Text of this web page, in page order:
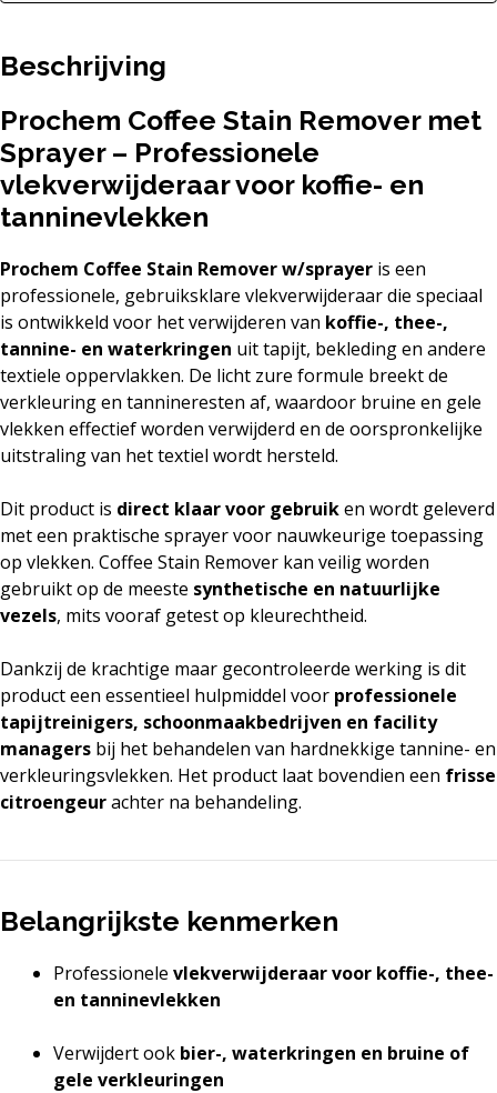
Beschrijving
Prochem Coffee Stain Remover met
Sprayer – Professionele
vlekverwijderaar voor koffie- en
tanninevlekken
Prochem Coffee Stain Remover w/sprayer is een
professionele, gebruiksklare vlekverwijderaar die speciaal
is ontwikkeld voor het verwijderen van koffie-, thee-,
tannine- en waterkringen uit tapijt, bekleding en andere
textiele oppervlakken. De licht zure formule breekt de
verkleuring en tannineresten af, waardoor bruine en gele
vlekken effectief worden verwijderd en de oorspronkelijke
uitstraling van het textiel wordt hersteld.
Dit product is direct klaar voor gebruiken wordt geleverd
met een praktische sprayer voor nauwkeurige toepassing
op vlekken. Coffee Stain Remover kan veilig worden
gebruikt op de meeste synthetische en natuurlijke
vezels, mits vooraf getest op kleurechtheid.
Dankzij de krachtige maar gecontroleerde werking is dit
product een essentieel hulpmiddel voor professionele
tapijtreinigers, schoonmaakbedrijven en facility
managers bij het behandelen van hardnekkige tannine- en
verkleuringsvlekken. Het product laat bovendien een frisse
citroengeurachter na behandeling.
Belangrijkste kenmerken
Professionele vlekverwijderaar voor koffie-, thee-
en tanninevlekken
Verwijdert ook bier-, waterkringen en bruine of
gele verkleuringen